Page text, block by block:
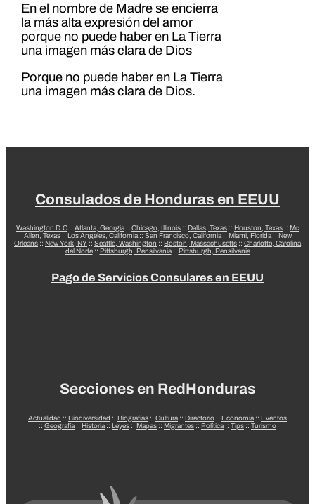
En el nombre de Madre se encierra
la más alta expresión del amor
porque no puede haber en La Tierra
una imagen más clara de Dios
Porque no puede haber en La Tierra
una imagen más clara de Dios.
Consulados de Honduras en EEUU
Washington D.C :: Atlanta, Georgia:: Chicago, Illinois :: Dallas, Texas :: Houston, Texas :: Mc
Allen, Texas:: Los Angeles, California:: San Francisco, California:: Miami, Florida:: New
Orleans :: New York, NY :: Seattle, Washington :: Boston, Massachusetts :: Charlotte, Carolina
del Norte:: Pittsburgh, Pensilvania:: Pittsburgh, Pensilvania
Pago de Servicios Consulares en EEUU
Secciones en RedHonduras
Actualidad :: Biodiversidad :: Biografías :: Cultura :: Directorio :: Economía :: Eventos
:: Geografía :: Historia :: Leyes :: Mapas :: Migrantes :: Política :: Tips :: Turismo